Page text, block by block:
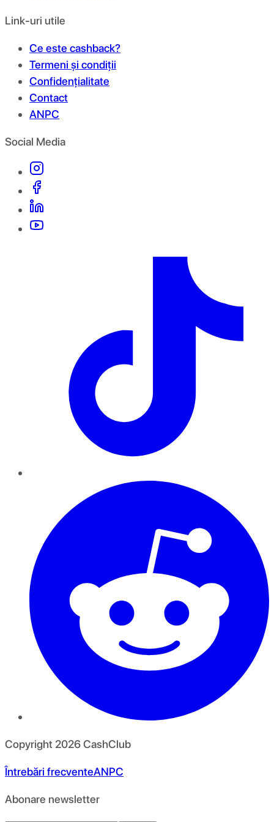
Link-uri utile
Ce este cashback?
Termeni și condiții
Confidențialitate
Contact
ANPC
Social Media
Copyright 2026CashClub
Întrebări frecventeANPC
Abonare newsletter